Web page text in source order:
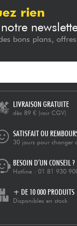
rien
bons plans,
LIVRAISON GRATUITE
dès 89 € (voir CGV)
SATISFAIT OU
30 jours pour changer
BESOIN D’UN CONSEIL ?
Hotline : 01 81 930
+ DE 10 000 PRODUITS
Disponibles en stock